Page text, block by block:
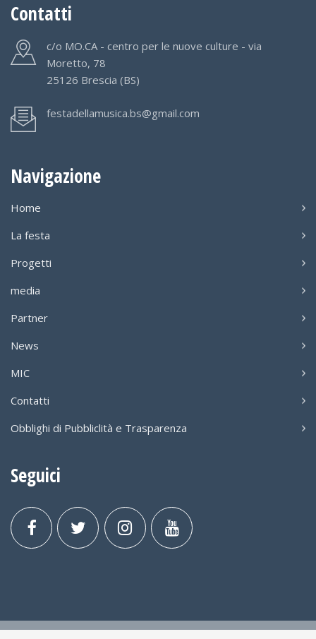
Contatti
c/o MO.CA - centro per le nuove culture - via
Moretto, 78
25126 Brescia (BS)
festadellamusica.bs@gmail.com
Navigazione
Home
La festa
Progetti
media
Partner
News
MIC
Contatti
Obblighi di Pubbliclità e Trasparenza
Seguici